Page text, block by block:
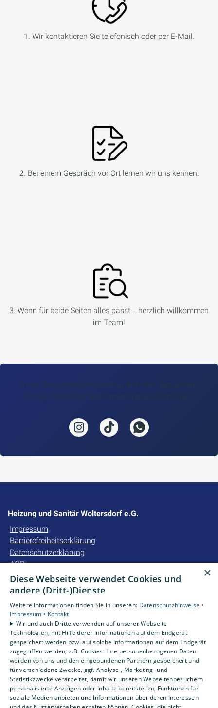
1. Wir kontaktieren Sie telefonisch oder per E-Mail.
2. Bei einem Gespräch vor Ort lernen wir uns kennen.
3. Wenn für beide Seiten alles passt... herzlich willkommen
im Team!
In der Zwischenzeit kannst du dich hier über unsere
Firma, Mitarbeiter und Firmenevents informieren!
Heizung und Sanitär Woltersdorf e.G.
Impressum
Barrierefreiheitserklärung
Datenschutzerklärung
AGB
Unsere Bereiche
Gewerbekunden
Karriere
Unternehmen
Kontakt
×
Diese Webseite verwendet Cookies und
andere (Dritt-)Dienste
Weitere Informationen finden Sie in unseren: Datenschutzhinweise •
Impressum • Kontakt
Wir und auch Dritte verwenden auf unserer Webseite
Technologien, mit Hilfe derer Informationen auf dem Endgerät
gespeichert werden bzw. auf solche Informationen auf dem Endgerät
zugegriffen werden, z.B. Cookies. Ihre personenbezogenen Daten
werden von uns und den eingebundenen Partnern gespeichert und
für verschiedene Zwecke, ggf. Analyse-, Marketing- und
Statistikzwecke verarbeitet, damit wir unseren Webseitenbesuchern
personalisierte Anzeigen oder Inhalte bereitstellen, Funktionen für
soziale Medien anbieten und Informationen über deren Interessen